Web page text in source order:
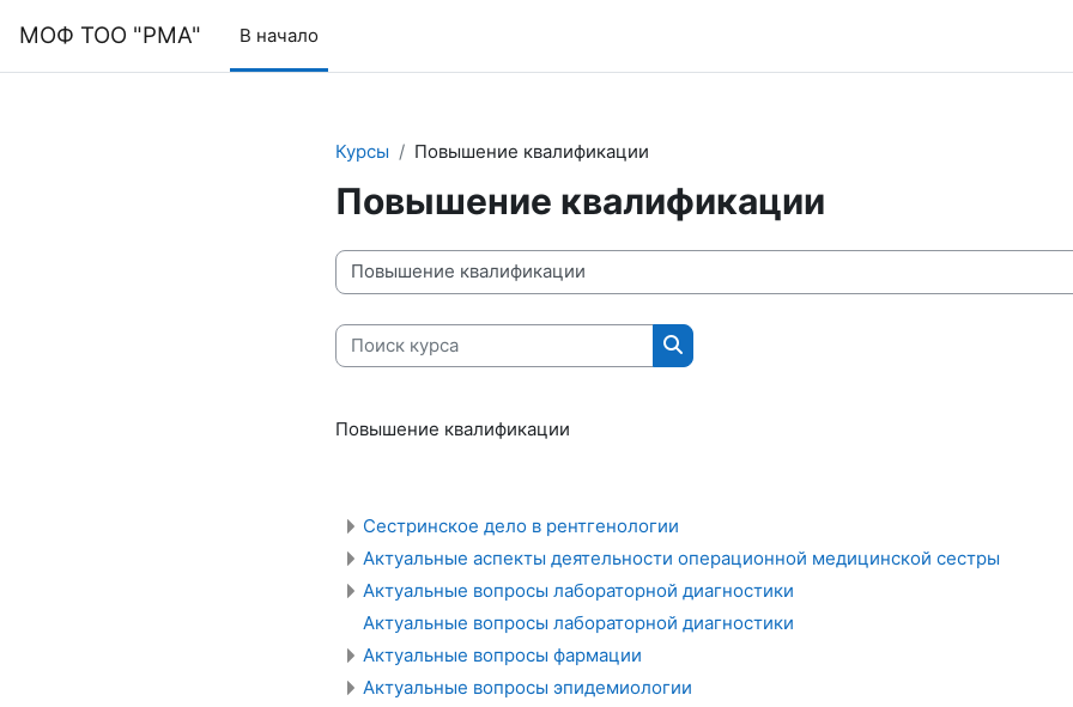
МОФ ТОО "РМА" В начало
Курсы Повышение квалификации
Повышение квалификации
Категории курсов
Поиск курса
Поиск курса
Повышение квалификации
Сестринское дело в рентгенологии
Актуальные аспекты деятельности операционной медицинской сестры
Актуальные вопросы лабораторной диагностики
Актуальные вопросы лабораторной диагностики
Актуальные вопросы фармации
Актуальные вопросы эпидемиологии